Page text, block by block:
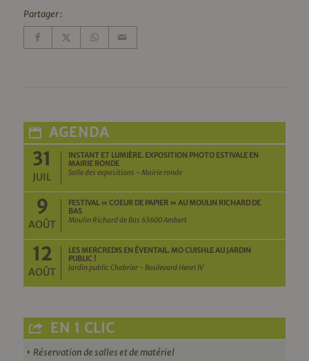
Partager :
AGENDA
31
JUIL
INSTANT ET LUMIÈRE. EXPOSITION PHOTO ESTIVALE EN
MAIRIE RONDE
Salle des expositions - Mairie ronde
9
AOÛT
FESTIVAL « COEUR DE PAPIER » AU MOULIN RICHARD DE
BAS
Moulin Richard de Bas 63600 Ambert
12
AOÛT
LES MERCREDIS EN ÉVENTAIL. MO CUISHLE AU JARDIN
PUBLIC !
Jardin public Chabrier - Boulevard Henri IV
EN 1 CLIC
Réservation de salles et de matériel